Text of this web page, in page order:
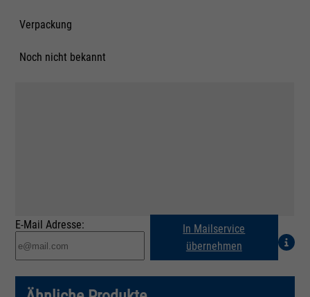
Verpackung
Noch nicht bekannt
E-Mail Adresse:
In Mailservice
übernehmen